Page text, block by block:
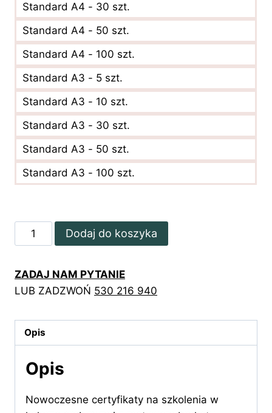
Standard A4 - 30 szt.
Standard A4 - 50 szt.
Standard A4 - 100 szt.
Standard A3 - 5 szt.
Standard A3 - 10 szt.
Standard A3 - 30 szt.
Standard A3 - 50 szt.
Standard A3 - 100 szt.
ilość
Eleganckie
na
szkolenia
kolorze
srebrnym
Dodaj do koszyka
ZADAJ NAM PYTANIE
LUB ZADZWOŃ 530 216 940
Opis
Opis
Nowoczesne certyfikaty na szkolenia w